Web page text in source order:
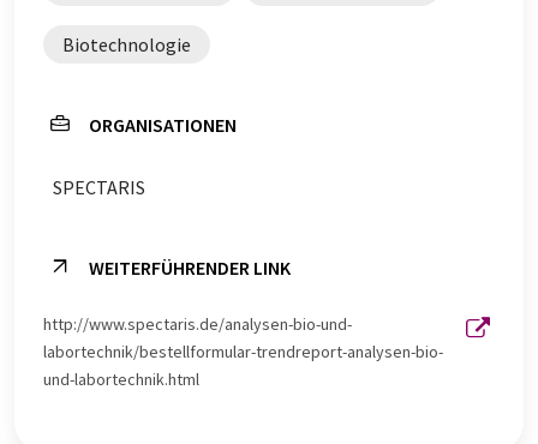
Biotechnologie
ORGANISATIONEN
SPECTARIS
WEITERFÜHRENDER LINK
http://www.spectaris.de/analysen-bio-und-
labortechnik/bestellformular-trendreport-analysen-bio-
und-labortechnik.html